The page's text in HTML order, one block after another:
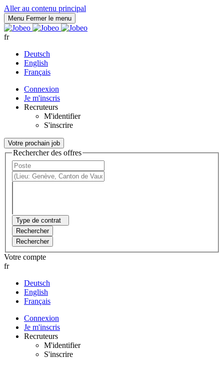
Aller au contenu principal
Menu Fermer le menu
fr
Deutsch
English
Français
Connexion
Je m'inscris
Recruteurs
M'identifier
S'inscrire
Votre prochain job
Rechercher des offres
Type de contrat
Rechercher
Rechercher
Votre compte
fr
Deutsch
English
Français
Connexion
Je m'inscris
Recruteurs
M'identifier
S'inscrire
Panneau de gestion des cookies